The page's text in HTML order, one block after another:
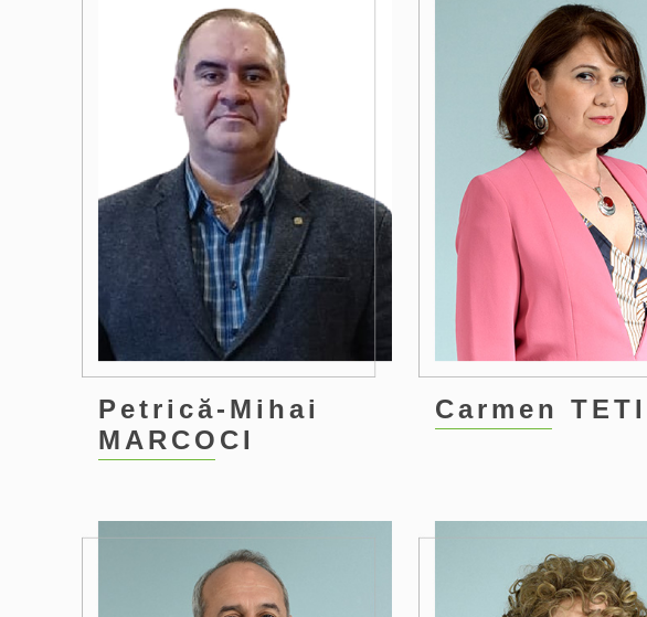
Petrică-Mihai
MARCOCI
Carmen